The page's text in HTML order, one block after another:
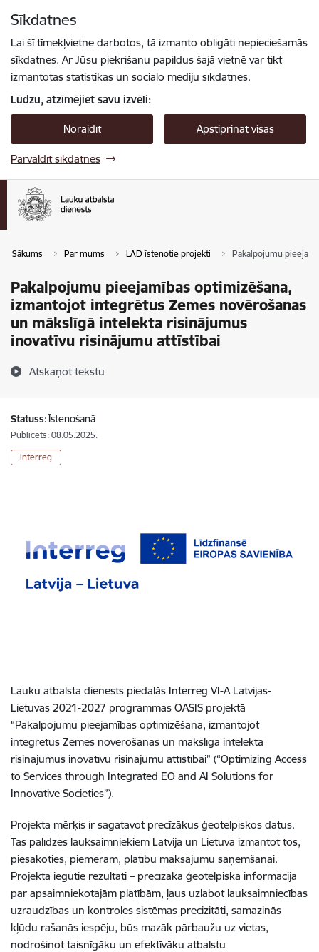
Sīkdatnes
Lai šī tīmekļvietne darbotos, tā izmanto obligāti nepieciešamās
sīkdatnes. Ar Jūsu piekrišanu papildus šajā vietnē var tikt
izmantotas statistikas un sociālo mediju sīkdatnes.
Lūdzu, atzīmējiet savu izvēli:
Noraidīt Apstiprināt visas
Pārvaldīt sīkdatnes
Sākums Par mums LAD īstenotie projekti Pakalpojumu
Pakalpojumu pieejamības optimizēšana,
izmantojot integrētus Zemes novērošanas
un mākslīgā intelekta risinājumus
inovatīvu risinājumu attīstībai
Atskaņot tekstu
Statuss:Īstenošanā
Publicēts: 08.05.2025.
Interreg
Lauku atbalsta dienests piedalās Interreg VI-A Latvijas-
Lietuvas 2021-2027 programmas OASIS projektā
“Pakalpojumu pieejamības optimizēšana, izmantojot
integrētus Zemes novērošanas un mākslīgā intelekta
risinājumus inovatīvu risinājumu attīstībai” (“Optimizing Access
to Services through Integrated EO and AI Solutions for
Innovative Societies”).
Projekta mērķis ir sagatavot precīzākus ģeotelpiskos datus.
Tas palīdzēs lauksaimniekiem Latvijā un Lietuvā izmantot tos,
piesakoties, piemēram, platību maksājumu saņemšanai.
Projektā iegūtie rezultāti – precīzāka ģeotelpiskā informācija
par apsaimniekotajām platībām, ļaus uzlabot lauksaimniecības
uzraudzības un kontroles sistēmas precizitāti, samazinās
kļūdu rašanās iespēju, būs mazāk pārbaužu uz vietas,
nodrošinot taisnīgāku un efektīvāku atbalstu